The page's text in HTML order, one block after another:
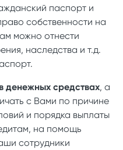
паспорт и
собственности на
можно отнести
наследства и т.д.
денежных средствах, а
с Вами по причине
и порядка выплаты
на помощь
сотрудники